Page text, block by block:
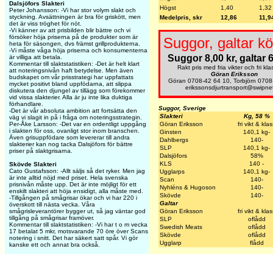
Dalsjöfors Slakteri
Peter Johansson: -Vi har stor volym slakt och
styckning. Avsättningen är bra för griskött, men
det är viss tröghet för nöt.
-Vi känner av att prisbilden blir bättre och vi
försöker höja priserna på de produkter som är
heta för säsongen, dvs främst grillprodukterna.
-Vi måste våga höja priserna och konsumenterna
är villiga att betala.
Kommentar till slaktstatistiken: -Det är helt klart
att noteringsnivån haft betydelse. Men även
budskapet om vår prisstrategi har uppfattats
mycket positivt bland uppfödarna, att slippa
diskutera den djungel av tillägg som förekommer
vid vissa slakterier. Alla är ju inte lika duktiga
förhandlare.
-Det är vår absoluta ambition att fortsätta den
väg vi slagit in på i fråga om noteringsstrategin.
Per-Åke Larsson: -Det var en ordentligt uppgång
i slakten för oss, ovanligt stor inom branschen.
Även grisuppfödare som levererar till andra
slakterier kan nog tacka Dalsjöfors för bättre
priser på slaktgrisarna.
Skövde Slakteri
Cato Gustafsson: -Allt säljs så det ryker. Men jag
är inte alltid nöjd med priset. Hela svenska
prisnivån måste upp. Det är inte möjligt för ett
enskilt slakteri att höja ensidigt, alla måste med.
-Tillgången på smågrisar ökar och vi har 220 i
överskott till nästa vecka. Våra
smågrisleverantörer bygger ut, så jag väntar god
tillgång på smågrisar framöver.
Kommentar till slaktstatistiken: -Vi har t o m vecka
17 betalat 5 mkr, motsvarande 70 öre över Scans
notering i snitt. Det har säkert satt spår. Vi gör
kanske ett och annat bra också.
Högst
1,40
1,32
Medelpris, skr
12,86
Suggor, galtar
Suggor 8,00 kr, galtar
Rakt pris med fria vikter och fri
Göran Eriksson
Göran 0708-42 64 10, Torbjörn
Suggor, Sverige
Slakteri
Kg, 58 %
Göran Eriksson
fri vikt &
Ginsten
140,1 kg-
Dahlbergs
140-
SLP
140,1 kg-
Dalsjöfors
58%
KLS
140 -
Ugglarps
140,1 kg-
Scan
140-
Nyhléns & Hugoson
140-
Skövde
140-
Galtar
Göran Eriksson
fri vikt &
SLP
oflådd
Swedish Meats
oflådd
Skövde
oflådd
Ugglarp
flådd